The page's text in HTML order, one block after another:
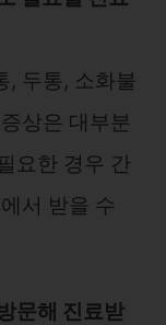
, 두통, 소화불
상은 대부분
요한 경우 간
서 받을 수
문해 진료받